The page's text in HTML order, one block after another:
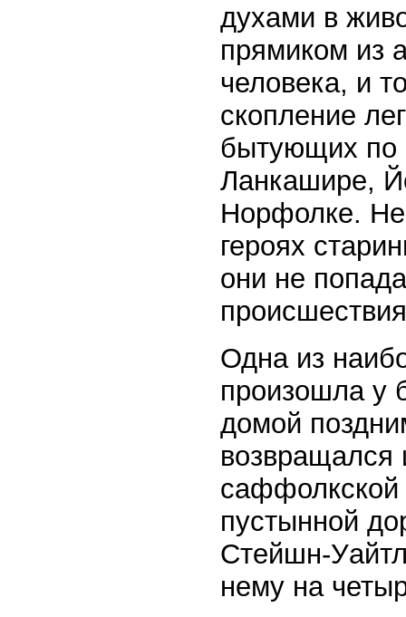
духами в
прямиком из
человека, и
скопление
бытующих по
Ланкашире,
Норфолке. Не
героях
они не
Одна из
произошла у
домой
возвращался
саффолкской
пустынной
Стейшн-
нему на